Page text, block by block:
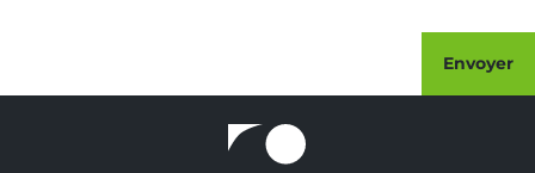
Envoyer